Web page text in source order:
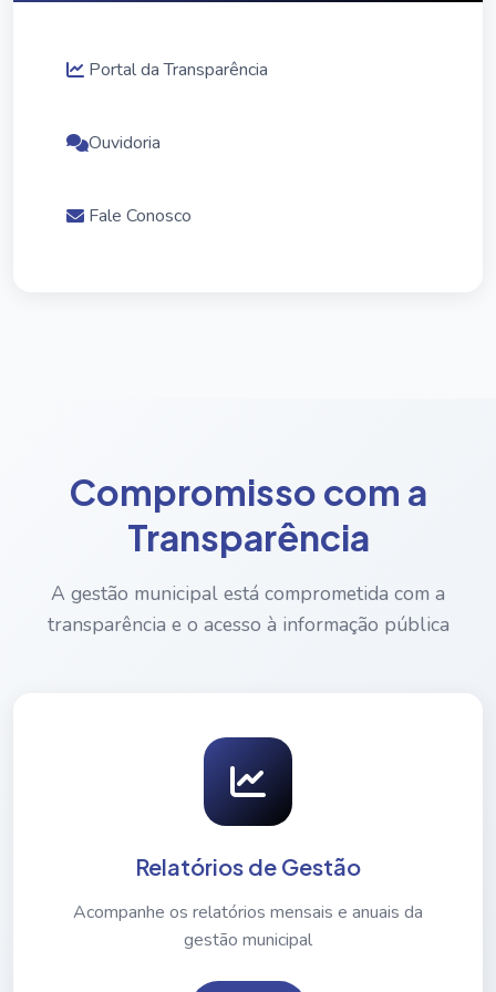
Portal da Transparência
Ouvidoria
Fale Conosco
Compromisso com a
Transparência
A gestão municipal está comprometida com a
transparência e o acesso à informação pública
Relatórios de Gestão
Acompanhe os relatórios mensais e anuais da
gestão municipal